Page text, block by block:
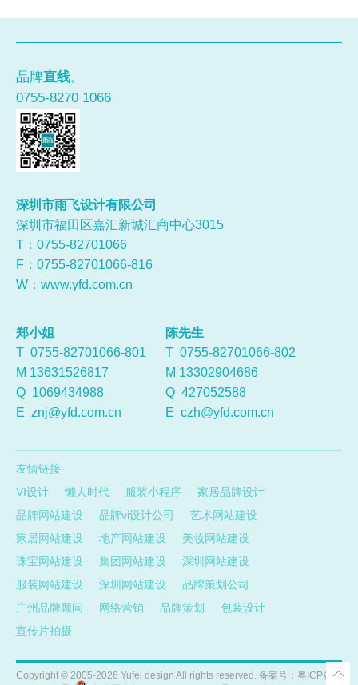
品牌直线。
0755-8270 1066
深圳市雨飞设计有限公司
深圳市福田区嘉汇新城汇商中心3015
T：0755-82701066
F：0755-82701066-816
W： www.yfd.com.cn
郑小姐
T 0755-82701066-801
M 13631526817
Q 1069434988
E znj@yfd.com.cn
陈先生
T 0755-82701066-802
M 13302904686
Q 427052588
E czh@yfd.com.cn
友情链接
VI设计
懒人时代 服装小程序
家居品牌设计
品牌网站建设
品牌vi设计公司
艺术网站建设
家居网站建设
地产网站建设
美妆网站建设
珠宝网站建设
集团网站建设
深圳网站建设
服装网站建设
深圳网站建设
品牌策划公司
广州品牌顾问
网络营销 品牌策划
包装设计
宣传片拍摄
Copyright © 2005-2026 Yufei design All rights reserved. 备案号： 粤ICP备